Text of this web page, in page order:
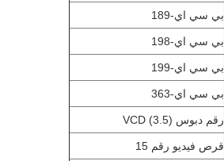
بي سي اي-189
بي سي اي-198
بي سي اي-199
بي سي اي-363
رقم دبوس VCD (3.5)
قرص فيديو رقم 15